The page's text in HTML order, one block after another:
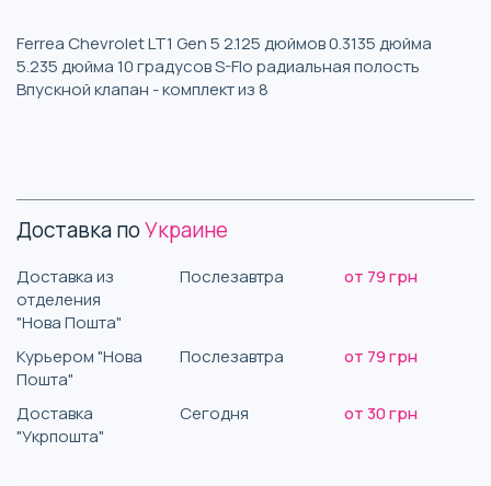
Ferrea Chevrolet LT1 Gen 5 2.125 дюймов 0.3135 дюйма
5.235 дюйма 10 градусов S-Flo радиальная полость
Впускной клапан - комплект из 8
Доставка поУкраине
Доставка из
отделения
"Нова Пошта"
Послезавтра от 79 грн
Курьером "Нова
Пошта"
Послезавтра от 79 грн
Доставка
"Укрпошта"
Сегодня от 30 грн